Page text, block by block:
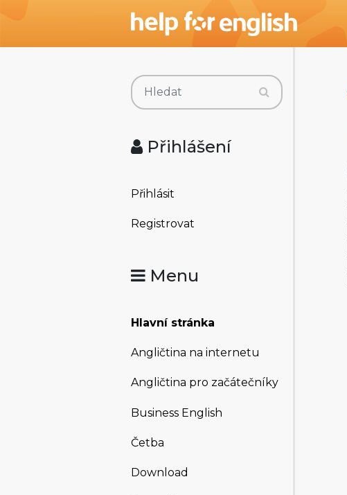
Přihlášení
Přihlásit
Registrovat
Menu
Hlavní stránka
Angličtina na internetu
Angličtina pro začátečníky
Business English
Četba
Download